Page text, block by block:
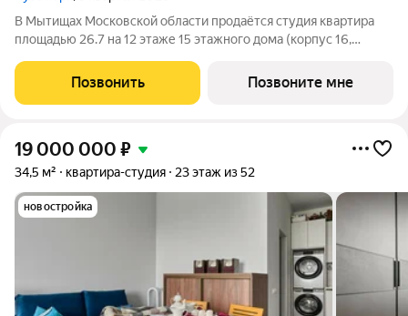
В Мытищах Московской области продаётся студия квартира
площадью 26.7 на 12 этаже 15 этажного дома (корпус 16,
минут пешком до ж/д станции Мытищи и 20 минут на
автомобиле до метро
Позвонить Позвоните мне
19 000 000 ₽
34,5 м² квартира-студия 23 этаж из 52
новостройка